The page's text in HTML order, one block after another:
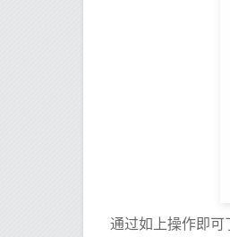
通过如上操作即可